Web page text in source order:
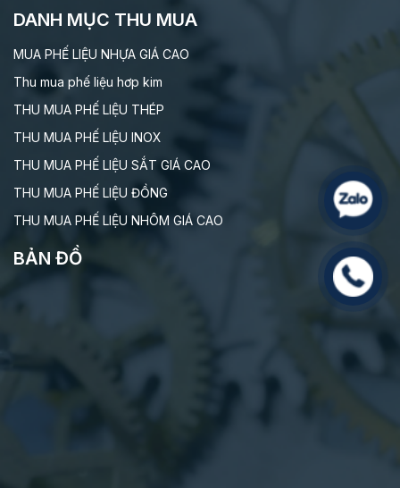
DANH MỤC THU MUA
MUA PHẾ LIỆU NHỰA GIÁ CAO
Thu mua phế liệu hơp kim
THU MUA PHẾ LIỆU THÉP
THU MUA PHẾ LIỆU INOX
THU MUA PHẾ LIỆU SẮT GIÁ CAO
THU MUA PHẾ LIỆU ĐỒNG
THU MUA PHẾ LIỆU NHÔM GIÁ CAO
BẢN ĐỒ